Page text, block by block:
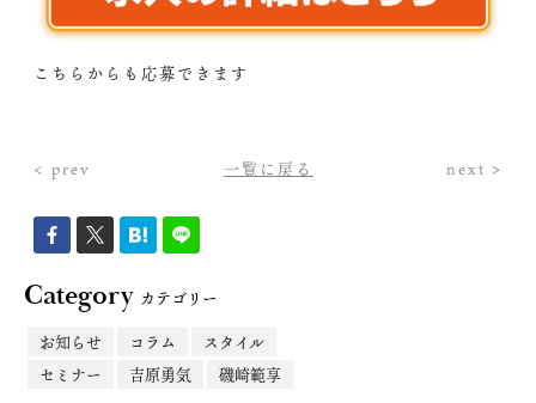
こちらからも応募できます
< prev 一覧に戻る next >
Categoryカテゴリー
お知らせ
コラム
スタイル
セミナー
吉原勇気 磯崎範享